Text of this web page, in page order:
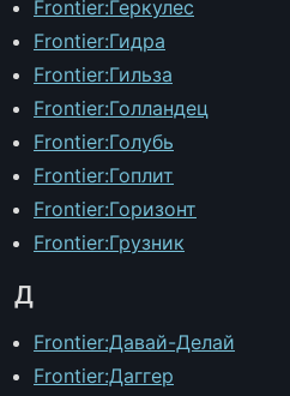
Frontier:Геркулес
Frontier:Гидра
Frontier:Гильза
Frontier:Голландец
Frontier:Голубь
Frontier:Гоплит
Frontier:Горизонт
Frontier:Грузник
Д
Frontier:Давай-Делай
Frontier:Даггер